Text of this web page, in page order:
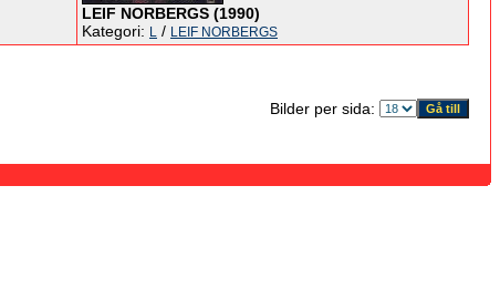
LEIF NORBERGS (1990)
Kategori: L / LEIF NORBERGS
Bilder per sida: